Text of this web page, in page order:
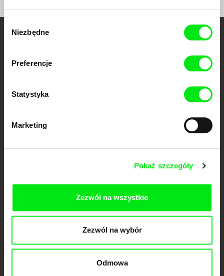
zgody
Niezbędne
Preferencje
Statystyka
Marketing
Pokaż szczegóły
Zezwól na wszystkie
Zezwól na wybór
Odmowa
dokumentalne online
Portal DAFilms.pl powstał w wyniku inicjatywy Doc Alliance, kreatywnej
Członkowie Doc Alliance
Millennium Docs